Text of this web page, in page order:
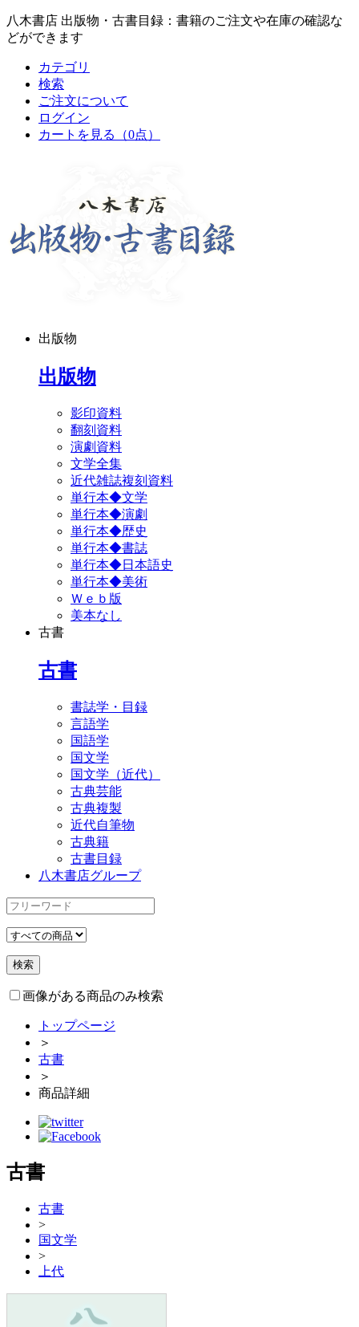
八木書店 出版物・古書目録：書籍のご注文や在庫の確認な
どができます
カテゴリ
検索
ご注文について
ログイン
カートを見る
（0点）
出版物
出版物
影印資料
翻刻資料
演劇資料
文学全集
近代雑誌複刻資料
単行本◆文学
単行本◆演劇
単行本◆歴史
単行本◆書誌
単行本◆日本語史
単行本◆美術
Ｗｅｂ版
美本なし
古書
古書
書誌学・目録
言語学
国語学
国文学
国文学（近代）
古典芸能
古典複製
近代自筆物
古典籍
古書目録
八木書店グループ
画像がある商品のみ検索
トップページ
＞
古書
＞
商品詳細
古書
古書
>
国文学
>
上代